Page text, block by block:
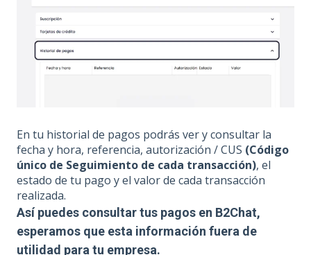
En tu historial de pagos podrás ver y consultar la
fecha y hora, referencia, autorización / CUS (Código
único de Seguimiento de cada transacción), el
estado de tu pago y el valor de cada transacción
realizada.
Así puedes consultar tus pagos en B2Chat,
esperamos que esta información fuera de
utilidad para tu empresa.